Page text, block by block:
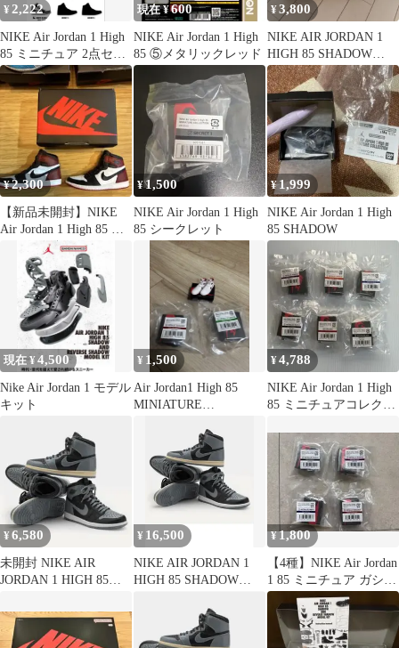
¥ 2,222
NIKE Air Jordan 1 High
85 ミニチュア 2点セッ
ト
現在 ¥600
NIKE Air Jordan 1 High
85 ⑤メタリックレッド
¥3,800
NIKE AIR JORDAN 1
HIGH 85 SHADOW
AND RE…
¥2,300
【新品未開封】NIKE
Air Jordan 1 High 85 ミ
ニチュア
¥1,500
NIKE Air Jordan 1 High
85 シークレット
¥1,999
NIKE Air Jordan 1 High
85 SHADOW
現在 ¥4,500
Nike Air Jordan 1 モデル
キット
¥ 1,500
Air Jordan1 High 85
MINIATURE
¥4,788
NIKE Air Jordan 1 High
85 ミニチュアコレクシ
¥6,580
未開封 NIKE AIR
JORDAN 1 HIGH 85
¥ 16,500
NIKE AIR JORDAN 1
HIGH 85 SHADOW
¥1,800
【4種】NIKE Air Jordan
1 85 ミニチュア ガシャ
ポン